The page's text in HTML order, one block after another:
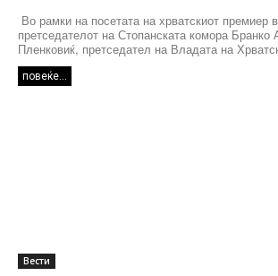
Во рамки на посетата на хрватскиот премиер
претседателот на Стопанската комора Бранко
Пленковиќ, претседател на Владата на
повеќе...
Вести